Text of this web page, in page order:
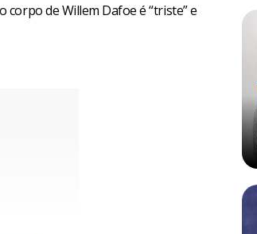
corpo de Willem Dafoe é “triste” e